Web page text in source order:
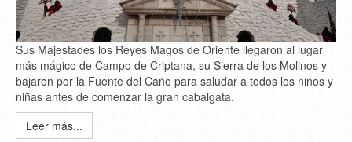
Sus Majestades los Reyes Magos de Oriente llegaron al lugar
más mágico de Campo de Criptana, su Sierra de los Molinos y
bajaron por la Fuente del Caño para saludar a todos los niños y
niñas antes de comenzar la gran cabalgata.
Leer más...